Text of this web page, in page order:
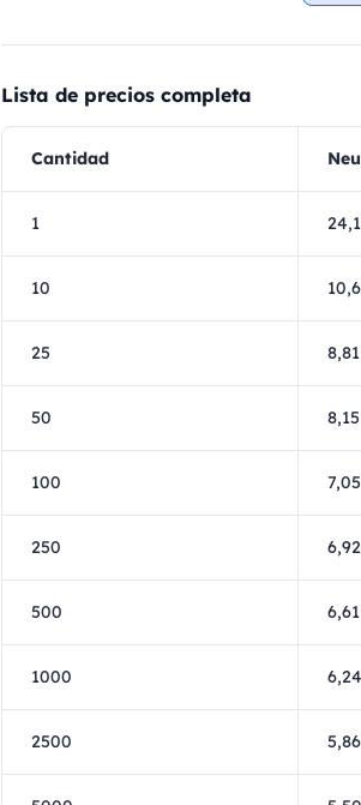
Lista de precios completa
Cantidad
1
10
25
50
100
250
500
1000
2500